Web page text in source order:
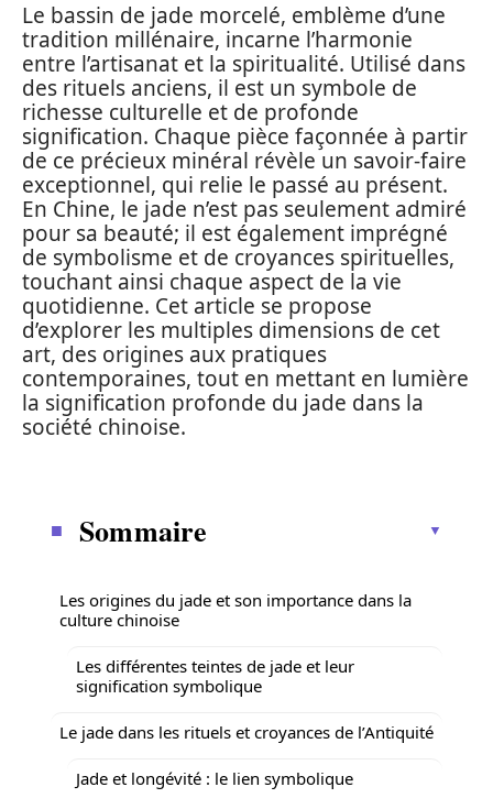
Le bassin de jade morcelé, emblème d’une
tradition millénaire, incarne l’harmonie
entre l’artisanat et la spiritualité. Utilisé dans
des rituels anciens, il est un symbole de
richesse culturelle et de profonde
signification. Chaque pièce façonnée à partir
de ce précieux minéral révèle un savoir-faire
exceptionnel, qui relie le passé au présent.
En Chine, le jade n’est pas seulement admiré
pour sa beauté; il est également imprégné
de symbolisme et de croyances spirituelles,
touchant ainsi chaque aspect de la vie
quotidienne. Cet article se propose
d’explorer les multiples dimensions de cet
art, des origines aux pratiques
contemporaines, tout en mettant en lumière
la signification profonde du jade dans la
société chinoise.
Sommaire
Les origines du jade et son importance dans la
culture chinoise
Les différentes teintes de jade et leur
signification symbolique
Le jade dans les rituels et croyances de l’Antiquité
Jade et longévité : le lien symbolique